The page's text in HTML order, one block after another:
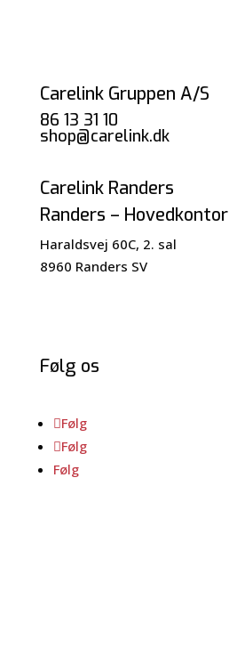
Carelink Gruppen A/S
86 13 31 10
shop@carelink.dk
Carelink Randers
Randers – Hovedkontor
Haraldsvej 60C, 2. sal
8960 Randers SV
Følg os
Følg
Følg
Følg